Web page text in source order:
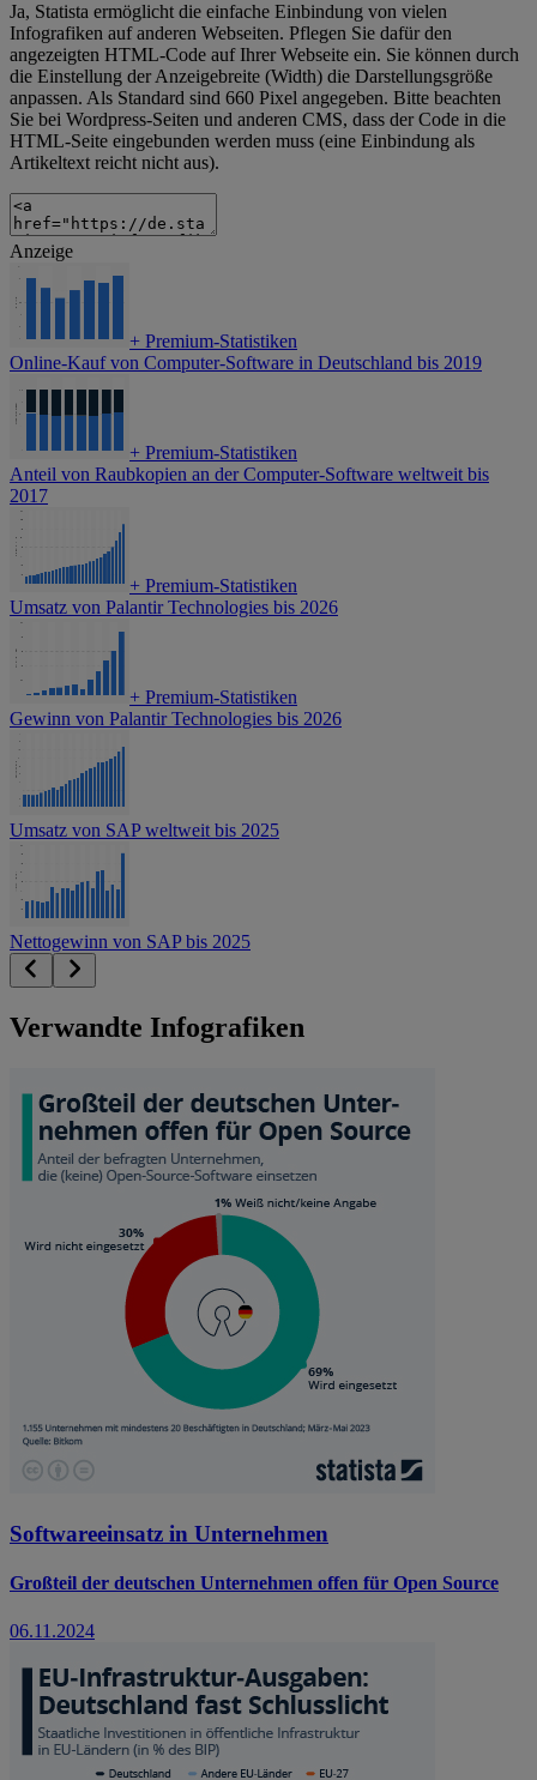
Ja, Statista ermöglicht die einfache Einbindung von vielen
Infografiken auf anderen Webseiten. Pflegen Sie dafür den
angezeigten HTML-Code auf Ihrer Webseite ein. Sie können durch
die Einstellung der Anzeigebreite (Width) die Darstellungsgröße
anpassen. Als Standard sind 660 Pixel angegeben. Bitte beachten
Sie bei Wordpress-Seiten und anderen CMS, dass der Code in die
HTML-Seite eingebunden werden muss (eine Einbindung als
Artikeltext reicht nicht aus).
Anzeige
+ Premium-Statistiken
Online-Kauf von Computer-Software in Deutschland bis 2019
+ Premium-Statistiken
Anteil von Raubkopien an der Computer-Software weltweit bis
2017
+ Premium-Statistiken
Umsatz von Palantir Technologies bis 2026
+ Premium-Statistiken
Gewinn von Palantir Technologies bis 2026
Umsatz von SAP weltweit bis 2025
Nettogewinn von SAP bis 2025
Verwandte Infografiken
Softwareeinsatz in Unternehmen
Großteil der deutschen Unternehmen offen für Open Source
06.11.2024